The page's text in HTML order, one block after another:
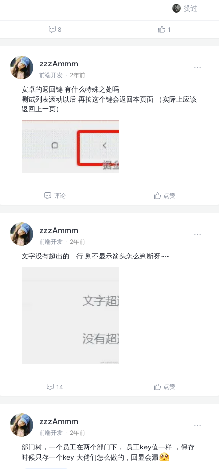
赞过
8 1
zzzAmmm
前端开发 · 2年前
安卓的返回键 有什么特殊之处吗
测试列表滚动以后 再按这个键会返回本页面 （实际上应该
返回上一页）
评论 点赞
zzzAmmm
前端开发 · 2年前
文字没有超出的一行 则不显示箭头怎么判断呀~~
14 点赞
zzzAmmm
前端开发 · 2年前
部门树，一个员工在两个部门下， 员工key值一样 ，保存
时候只存一个key 大佬们怎么做的，回显会漏